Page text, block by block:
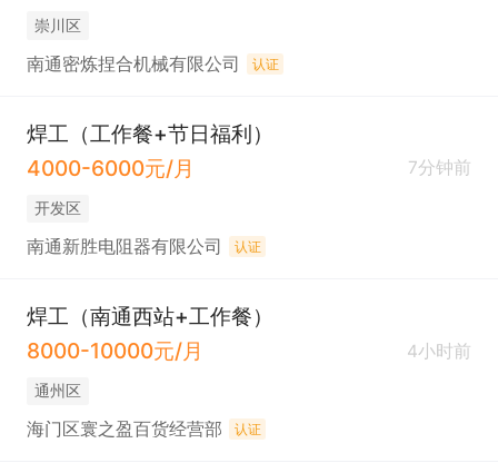
崇川区
南通密炼捏合机械有限公司 认证
焊工（工作餐+节日福利）
4000-6000元/月
7分钟前
开发区
南通新胜电阻器有限公司 认证
焊工（南通西站+工作餐）
8000-10000元/月
4小时前
通州区
海门区寰之盈百货经营部 认证